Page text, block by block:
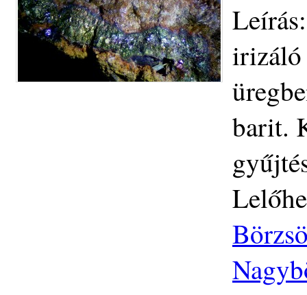
barit.